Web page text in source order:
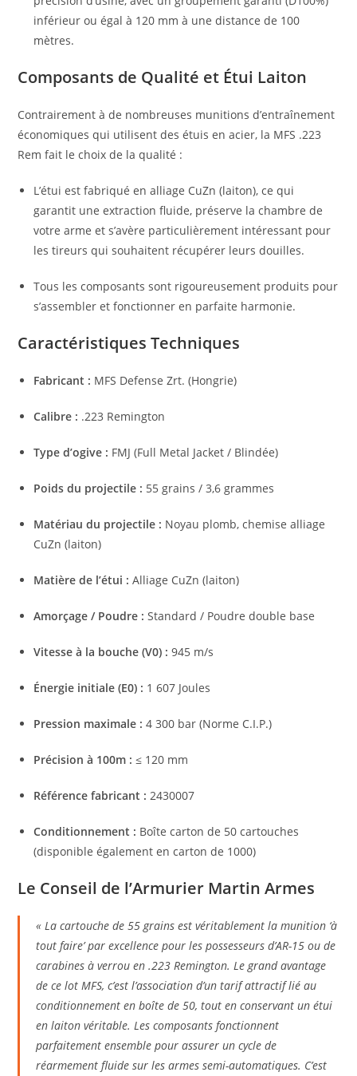
inférieur ou égal à 120 mm à une distance de 100
mètres.
Composants de Qualité et Étui Laiton
Contrairement à de nombreuses munitions d’entraînement
économiques qui utilisent des étuis en acier, la MFS .223
Rem fait le choix de la qualité :
L’étui est fabriqué en alliage CuZn (laiton), ce qui
garantit une extraction fluide, préserve la chambre de
votre arme et s’avère particulièrement intéressant pour
les tireurs qui souhaitent récupérer leurs douilles.
Tous les composants sont rigoureusement produits pour
s’assembler et fonctionner en parfaite harmonie.
Caractéristiques Techniques
Fabricant : MFS Defense Zrt. (Hongrie)
Calibre : .223 Remington
Type d’ogive : FMJ (Full Metal Jacket / Blindée)
Poids du projectile : 55 grains / 3,6 grammes
Matériau du projectile : Noyau plomb, chemise alliage
CuZn (laiton)
Matière de l’étui : Alliage CuZn (laiton)
Amorçage / Poudre : Standard / Poudre double base
Vitesse à la bouche (V0) : 945 m/s
Énergie initiale (E0) : 1 607 Joules
Pression maximale : 4 300 bar (Norme C.I.P.)
Précision à 100m : ≤ 120 mm
Référence fabricant : 2430007
Conditionnement : Boîte carton de 50 cartouches
(disponible également en carton de 1000)
Le Conseil de l’Armurier Martin Armes
« La cartouche de 55 grains est véritablement la munition ‘à
tout faire’ par excellence pour les possesseurs d’AR-15 ou de
carabines à verrou en .223 Remington. Le grand avantage
de ce lot MFS, c’est l’association d’un tarif attractif lié au
conditionnement en boîte de 50, tout en conservant un étui
en laiton véritable. Les composants fonctionnent
parfaitement ensemble pour assurer un cycle de
réarmement fluide sur les armes semi-automatiques. C’est